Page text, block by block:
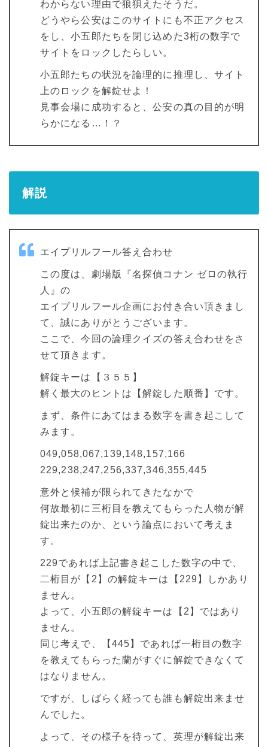
わからない理由で狼狽えたそうだ。
どうやら公安はこのサイトにも不正アクセス
をし、小五郎たちを閉じ込めた3桁の数字で
サイトをロックしたらしい。
小五郎たちの状況を論理的に推理し、サイト
上のロックを解錠せよ！
見事会場に成功すると、公安の真の目的が明
らかになる…！？
解説
エイプリルフール答え合わせ
この度は、劇場版『名探偵コナン ゼロの執行
人』の
エイプリルフール企画にお付き合い頂きまし
て、誠にありがとうございます。
ここで、今回の論理クイズの答え合わせをさ
せて頂きます。
解錠キーは【３５５】
解く最大のヒントは【解錠した順番】です。
まず、条件にあてはまる数字を書き起こして
みます。
049,058,067,139,148,157,166
229,238,247,256,337,346,355,445
意外と候補が限られてきたなかで
何故最初に三桁目を教えてもらった人物が解
錠出来たのか、という論点において考えま
す。
229であれば上記書き起こした数字の中で、
二桁目が【2】の解錠キーは【229】しかあり
ません。
よって、小五郎の解錠キーは【2】ではあり
ません。
同じ考えで、【445】であれば一桁目の数字
を教えてもらった蘭がすぐに解錠できなくて
はなりません。
ですが、しばらく経っても誰も解錠出来ませ
んでした。
よって、その様子を待って、英理が解錠出来